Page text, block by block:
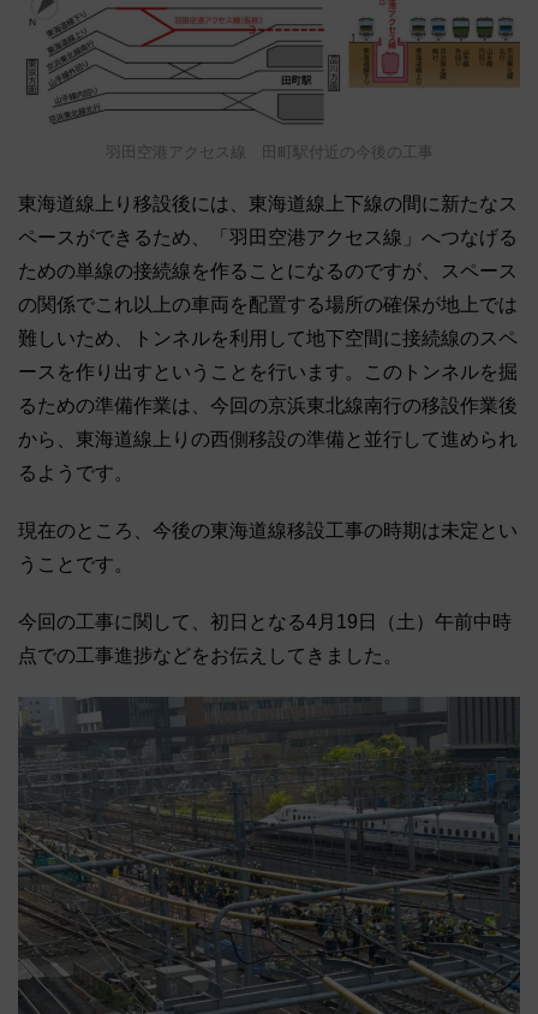
羽田空港アクセス線 田町駅付近の今後の工事
東海道線上り移設後には、東海道線上下線の間に新たなス
ペースができるため、「羽田空港アクセス線」へつなげる
ための単線の接続線を作ることになるのですが、スペース
の関係でこれ以上の車両を配置する場所の確保が地上では
難しいため、トンネルを利用して地下空間に接続線のスペ
ースを作り出すということを行います。このトンネルを掘
るための準備作業は、今回の京浜東北線南行の移設作業後
から、東海道線上りの西側移設の準備と並行して進められ
るようです。
現在のところ、今後の東海道線移設工事の時期は未定とい
うことです。
今回の工事に関して、初日となる4月19日（土）午前中時
点での工事進捗などをお伝えしてきました。